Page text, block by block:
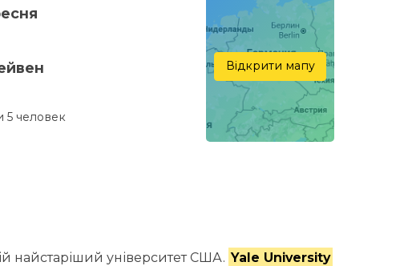
5 человек
Відкрити мапу
найстаріший університет США. Yale University